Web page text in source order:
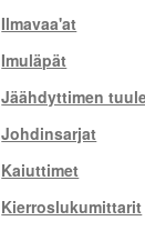
Ilmavaa'at
Imuläpät
Jäähdyttimen
Johdinsarjat
Kaiuttimet
Kierroslukumittarit